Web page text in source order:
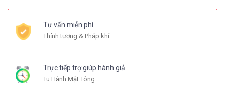
Tư vấn miễn phí
Thỉnh tượng & Pháp khí
Trực tiếp trợ giúp hành giả
Tu Hành Mật Tông